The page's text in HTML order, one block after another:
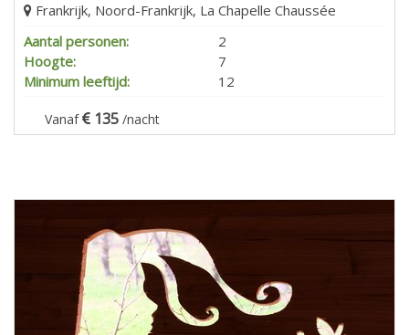
Frankrijk, Noord-Frankrijk, La Chapelle Chaussée
Aantal personen:
2
Hoogte:
7
Minimum leeftijd:
12
Vanaf 135 /nacht